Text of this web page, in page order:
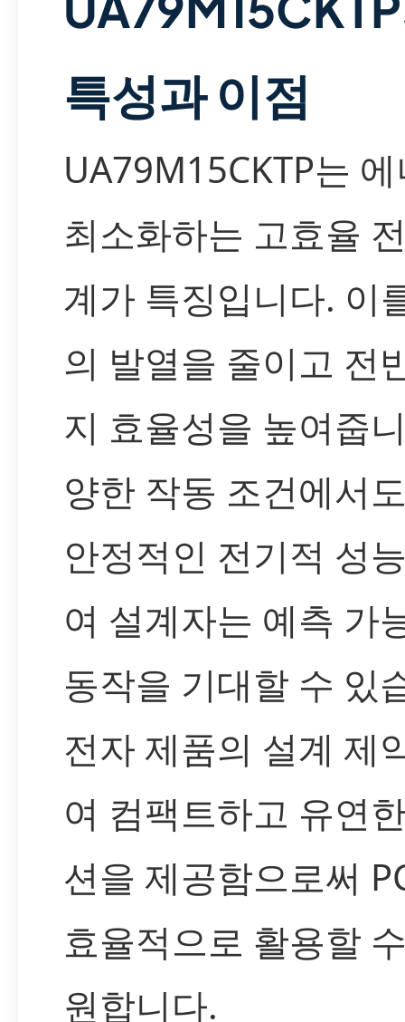
특성과 이점
UA79M15CKTP는
최소화하는 고효율
계가 특징입니다. 이
의 발열을 줄이고 전
지 효율성을 높여줍
양한 작동 조건에서
안정적인 전기적 성
여 설계자는 예측 가
동작을 기대할 수 있
전자 제품의 설계 제
여 컴팩트하고 유연
션을 제공함으로써
효율적으로 활용할
원합니다.